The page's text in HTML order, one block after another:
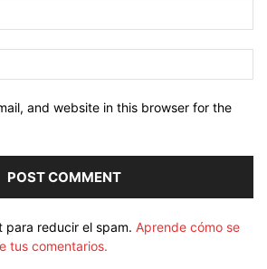
and website in this browser for the
para reducir el spam. Aprende cómo se
tus comentarios.